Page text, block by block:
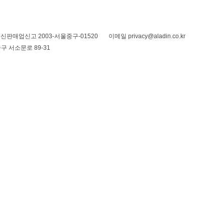
판매업신고 2003-서울중구-01520
이메일 privacy@aladin.co.kr
서소문로 89-31